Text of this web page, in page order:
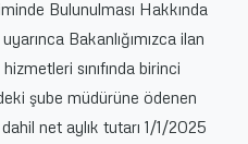
Bulunulması Hakkında
Bakanlığımızca ilan
sınıfında birinci
şube müdürüne ödenen
net aylık tutarı 1/1/2025